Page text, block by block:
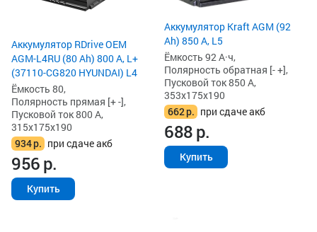
Аккумулятор RDrive OEM
AGM-L4RU (80 Ah) 800 А, L+
(37110-CG820 HYUNDAI) L4
Ёмкость 80,
Полярность прямая [+ -],
Пусковой ток 800 А,
315x175x190
934р. при сдаче акб
956р.
Купить
Аккумулятор Kraft AGM (92
Ah) 850 А, L5
Ёмкость 92 А·ч,
Полярность обратная [- +],
Пусковой ток 850 А,
353x175x190
662р. при сдаче акб
688р.
Купить